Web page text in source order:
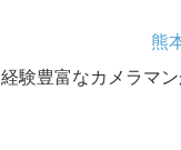
熊
経験豊富なカメラマ